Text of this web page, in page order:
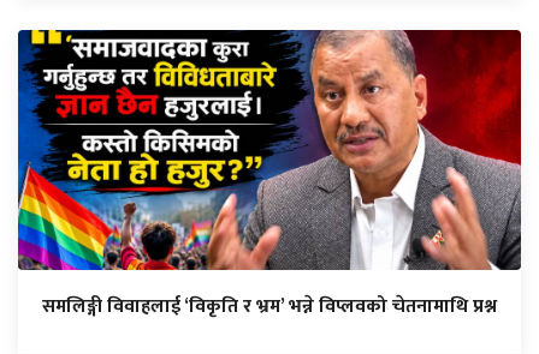
समलिङ्गी विवाहलाई ‘विकृति र भ्रम’ भन्ने विप्लवको चेतनामाथि प्रश्न